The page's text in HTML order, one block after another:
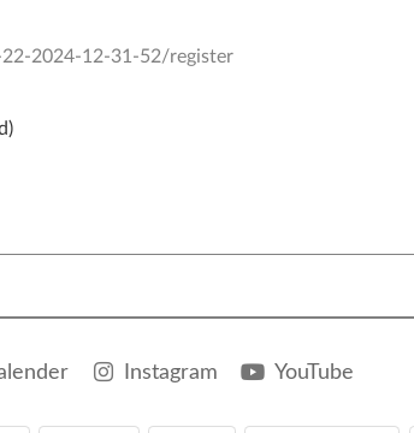
2024-12-31-52/register
Instagram YouTube